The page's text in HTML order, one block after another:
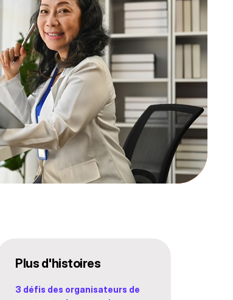
Plus d'histoires
3 défis des organisateurs de